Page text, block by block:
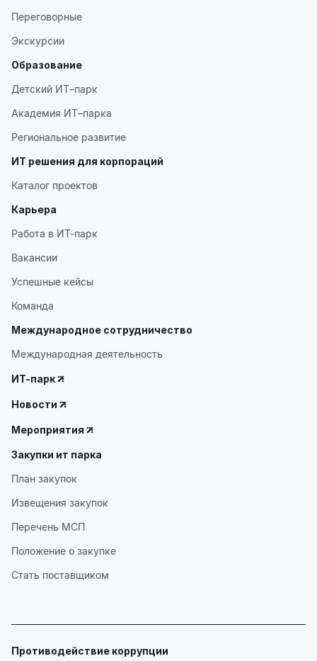
Переговорные
Экскурсии
Образование
Детский ИТ–парк
Академия ИТ–парка
Региональное развитие
ИТ решения для корпораций
Каталог проектов
Карьера
Работа в ИТ-парк
Вакансии
Успешные кейсы
Команда
Международное сотрудничество
Международная деятельность
ИТ-парк
Новости
Мероприятия
Закупки ит парка
План закупок
Извещения закупок
Перечень МСП
Положение о закупке
Стать поставщиком
Противодействие коррупции